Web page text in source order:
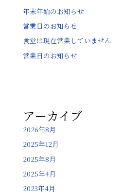
年末年始のお知らせ
営業日のお知らせ
食堂は現在営業していません
営業日のお知らせ
アーカイブ
2026年8月
2025年12月
2025年8月
2025年4月
2023年4月